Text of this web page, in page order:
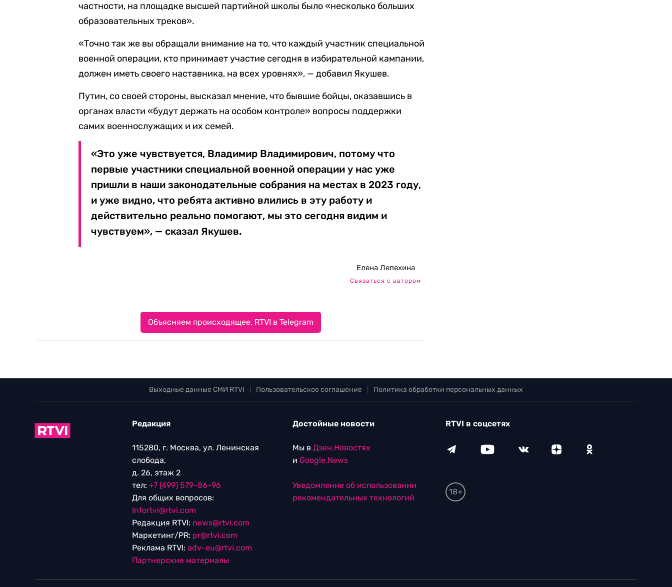
частности, на площадке высшей партийной школы было «несколько больших
образовательных треков».
«Точно так же вы обращали внимание на то, что каждый участник специальной
военной операции, кто принимает участие сегодня в избирательной кампании,
должен иметь своего наставника, на всех уровнях», — добавил Якушев.
Путин, со своей стороны, высказал мнение, что бывшие бойцы, оказавшись в
органах власти «будут держать на особом контроле» вопросы поддержки
самих военнослужащих и их семей.
«Это уже чувствуется, Владимир Владимирович, потому что
первые участники специальной военной операции у нас уже
пришли в наши законодательные собрания на местах в 2023 году,
и уже видно, что ребята активно влились в эту работу и
действительно реально помогают, мы это сегодня видим и
чувствуем», — сказал Якушев.
Елена Лепехина
Связаться с автором
Объясняем происходящее. RTVI в Telegram
Выходные данные СМИ RTVI Пользовательское соглашение Политика обработки персональных данных
Редакция
115280, г. Москва, ул. Ленинская
слобода,
д. 26, этаж 2
тел: +7 (499) 579-86-96
Для общих вопросов:
Infortvi@rtvi.com
Редакция RTVI: news@rtvi.com
Маркетинг/PR: pr@rtvi.com
Реклама RTVI: adv-eu@rtvi.com
Партнерские материалы
Достойные новости
Мы в Дзен.Новостях
и Google.News
Уведомление об использовании
рекомендательных технологий
RTVI в соцсетях
18+